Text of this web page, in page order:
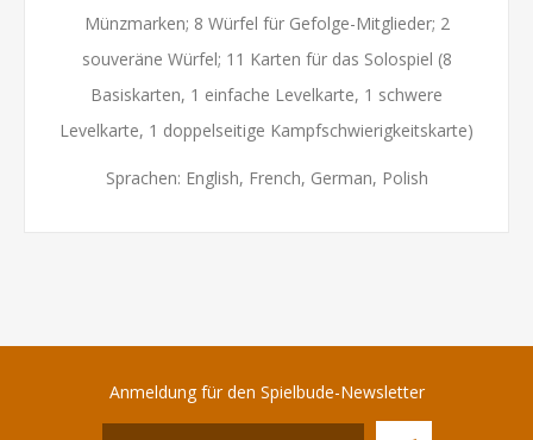
Münzmarken; 8 Würfel für Gefolge-Mitglieder; 2
souveräne Würfel; 11 Karten für das Solospiel (8
Basiskarten, 1 einfache Levelkarte, 1 schwere
Levelkarte, 1 doppelseitige Kampfschwierigkeitskarte)
Sprachen: English, French, German, Polish
Anmeldung für den Spielbude-Newsletter